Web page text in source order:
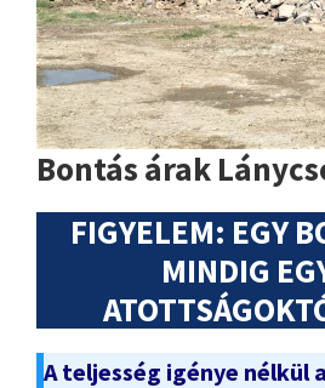
Bontás árak
FIGYELEM: EGY
MINDIG
A teljesség igénye nélkül